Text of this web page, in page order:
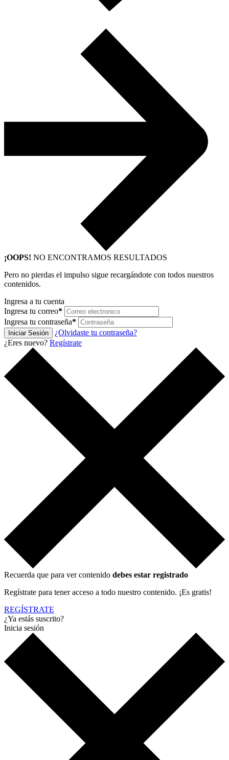
¡OOPS! NO ENCONTRAMOS RESULTADOS
Pero no pierdas el impulso sigue recargándote con todos nuestros
contenidos.
Ingresa a tu cuenta
Ingresa tu correo*
Ingresa tu contraseña*
Iniciar Sesión
¿Olvidaste tu contraseña?
¿Eres nuevo? Regístrate
Recuerda que para ver contenido debes estar registrado
Regístrate para tener acceso a todo nuestro contenido. ¡Es gratis!
REGÍSTRATE
¿Ya estás suscrito?
Inicia sesión